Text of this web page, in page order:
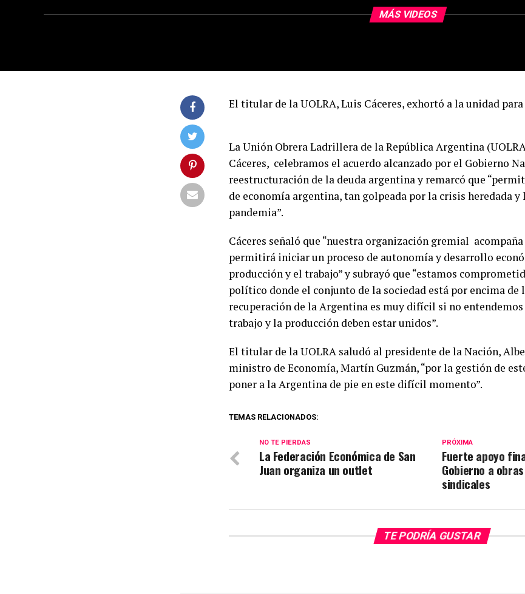
MÁS VIDEOS
El titular de la UOLRA, Luis Cáceres, exhortó a la unidad
La Unión Obrera Ladrillera de la República Argentina
Cáceres, celebramos el acuerdo alcanzado por el Gobierno
reestructuración de la deuda argentina y remarcó que
de economía argentina, tan golpeada por la crisis heredada y
pandemia”.
Cáceres señaló que “nuestra organización gremial
permitirá iniciar un proceso de autonomía y desarrollo
producción y el trabajo” y subrayó que “estamos
político donde el conjunto de la sociedad está por encima
recuperación de la Argentina es muy difícil si no
trabajo y la producción deben estar unidos”.
El titular de la UOLRA saludó al presidente de la Nación,
ministro de Economía, Martín Guzmán, “por la gestión de
poner a la Argentina de pie en este difícil momento”.
TEMAS RELACIONADOS:
PRÓXIMA
Fuerte apoyo
Gobierno a
sindicales
NO TE PIERDAS
La Federación Económica de San
Juan organiza un outlet
TE PODRÍA GUSTAR